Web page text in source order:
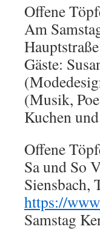
Offene
Am
Gäste:
(Musik,
Kuchen
Offene
Sa und So
Siensbach,
https://
Samstag